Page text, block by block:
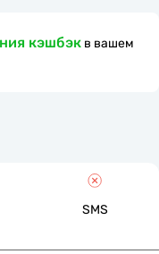
кэшбэк в вашем
SMS